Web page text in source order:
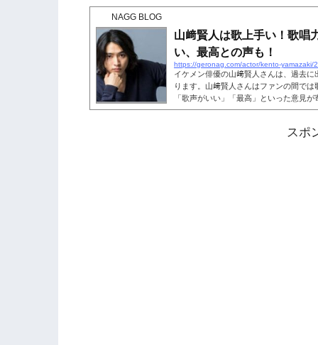
んの演技力を確認します。こちらも読
うに見かけますよね。若くして売れっ
が、視聴者の間では「演技下手」という
NAGG BLOG
山﨑賢人は歌上手い！歌唱
い、最高との声も！
https://geronag.com/actor/kento-yamazaki/
イケメン俳優の山﨑賢人さんは、過去
ります。山﨑賢人さんはファンの間で
「歌声がいい」「最高」といった意見
の歌唱力や評判を確認していきましょ
演した作品で歌声を披露し、視聴者の
スポ